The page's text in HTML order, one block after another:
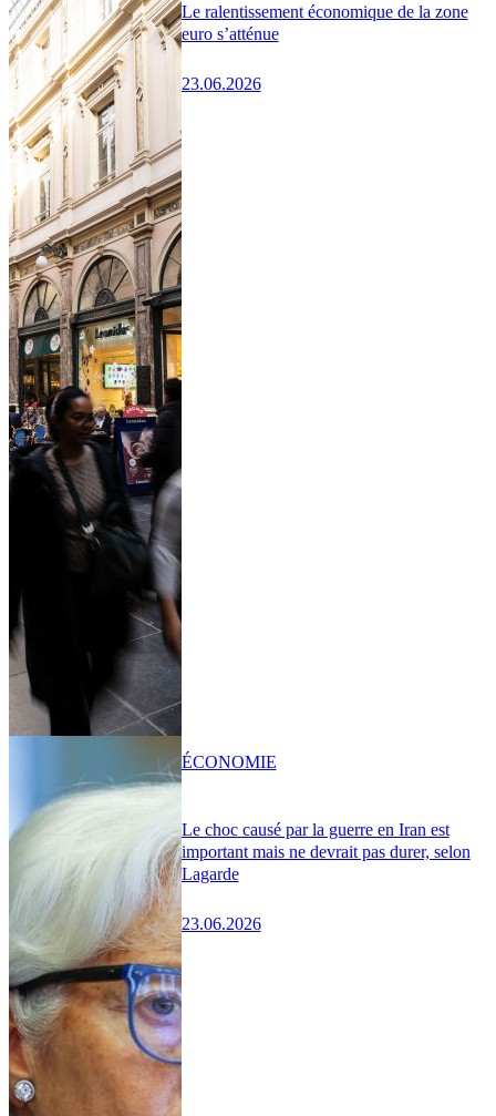
Le ralentissement économique de la zone
euro s’atténue
23.06.2026
Le choc causé par la guerre en Iran est
important mais ne devrait pas durer, selon
Lagarde
23.06.2026
ÉCONOMIE